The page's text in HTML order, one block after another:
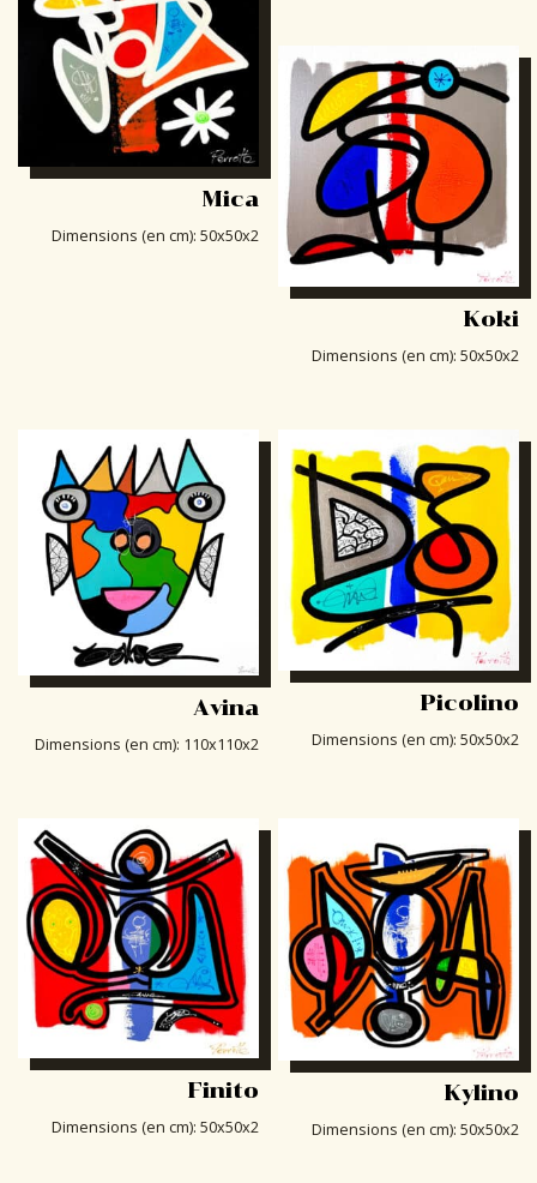
Mica
Dimensions (en cm): 50x50x2
Koki
Dimensions (en cm): 50x50x2
Avina
Dimensions (en cm): 110x110x2
Picolino
Dimensions (en cm): 50x50x2
Finito
Dimensions (en cm): 50x50x2
Kylino
Dimensions (en cm): 50x50x2